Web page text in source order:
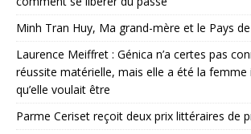
Minh Tran Huy, Ma grand-mère et le Pays
Laurence Meiffret : Génica n’a certes pas
réussite matérielle, mais elle a été la femme
qu’elle voulait être
Parme Ceriset reçoit deux prix littéraires de